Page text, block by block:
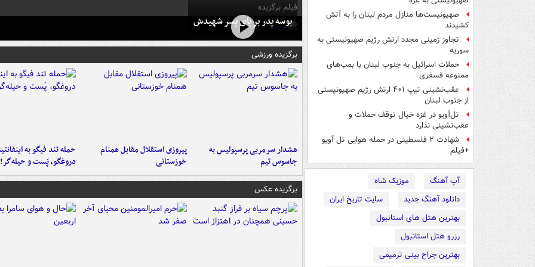
صهیونیست‌ها منازل مردم لبنان را به ‌آتش
کشیدند
تجاوز زمینی مجدد ارتش رژیم صهیونیستی به
سوریه
حملات اسرائیل به جنوب لبنان با بمب‌های
ممنوعه فسفری
عقب‌نشینی تیپ ۴۰۱ ارتش رژیم صهیونیستی
از جنوب لبنان
تل‌آویو در غزه خیال توقف حملات و
عقب‌نشینی ندارد
شهادت ۲ فلسطینی در حمله هوایی تل آویو
+فیلم
آپ آهنگ
موزیک شاه
دانلود آهنگ جدید
سایت تاریخ ایران
بهترین هتل های استانبول
رزرو هتل استانبول
بهترین جراح بینی ترمیمی
فیلم برگزیده
بوسه‌ پدر بر پای پسر شهیدش
برگزیده ورزشی
هشدار سرمربی پرسپولیس به
جاسوس تیم
پیروزی استقلال مقابل همنام
خوزستانی
حمله تند فیگو به
دروغگو، پَست‌ و حیله‌گر!
برگزیده عکس